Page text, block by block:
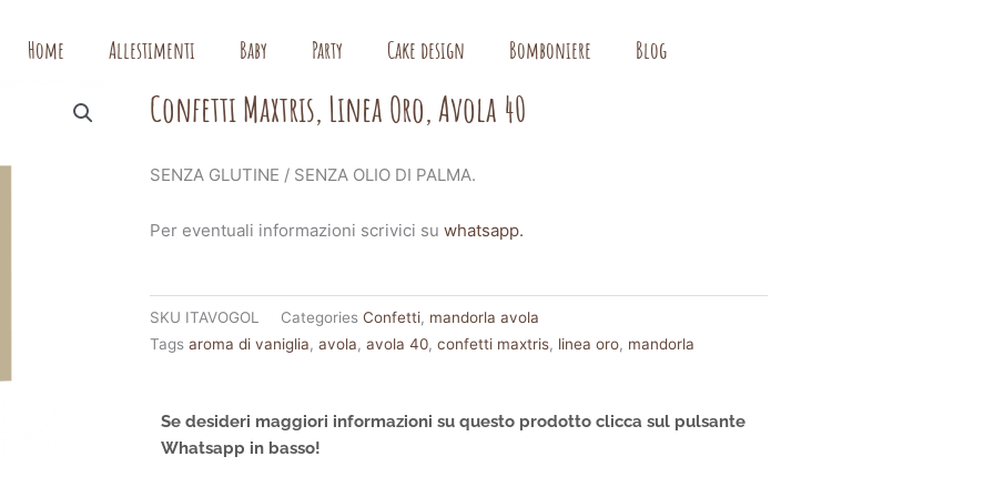
Home Allestimenti Baby Party Cake design Bomboniere Blog
Confetti Maxtris, Linea Oro, Avola 40
SENZA GLUTINE / SENZA OLIO DI PALMA.
Per eventuali informazioni scrivici suwhatsapp.
SKU ITAVOGOL Categories Confetti, mandorla avola
Tags aroma di vaniglia,avola,avola 40,confetti maxtris, linea oro, mandorla
Se desideri maggiori informazioni su questo prodotto clicca sul pulsante
Whatsapp in basso!